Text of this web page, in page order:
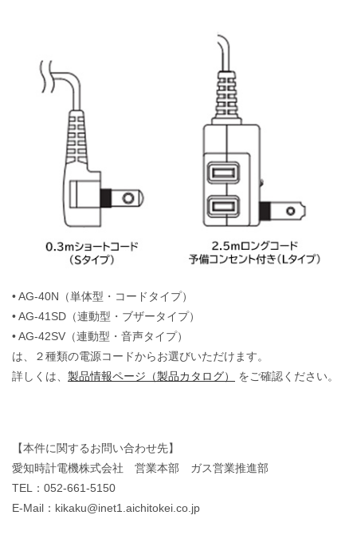
• AG-40N（単体型・コードタイプ）
• AG-41SD（連動型・ブザータイプ）
• AG-42SV（連動型・音声タイプ）
は、２種類の電源コードからお選びいただけます。
詳しくは、 製品情報ページ（製品カタログ） をご確認ください。
【本件に関するお問い合わせ先】
愛知時計電機株式会社 営業本部 ガス営業推進部
TEL：052-661-5150
E-Mail：kikaku@inet1.aichitokei.co.jp